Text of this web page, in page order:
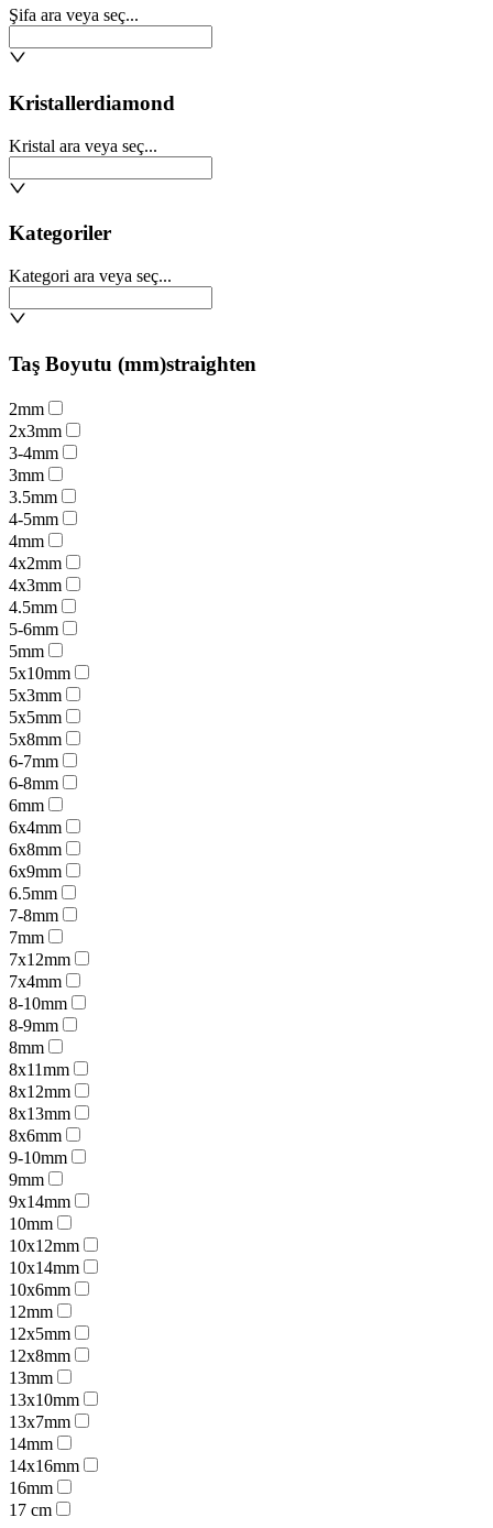
Şifa ara veya seç...
Kristallerdiamond
Kristal ara veya seç...
Kategoriler
Kategori ara veya seç...
Taş Boyutu (mm)straighten
2mm
2x3mm
3-4mm
3mm
3.5mm
4-5mm
4mm
4x2mm
4x3mm
4.5mm
5-6mm
5mm
5x10mm
5x3mm
5x5mm
5x8mm
6-7mm
6-8mm
6mm
6x4mm
6x8mm
6x9mm
6.5mm
7-8mm
7mm
7x12mm
7x4mm
8-10mm
8-9mm
8mm
8x11mm
8x12mm
8x13mm
8x6mm
9-10mm
9mm
9x14mm
10mm
10x12mm
10x14mm
10x6mm
12mm
12x5mm
12x8mm
13mm
13x10mm
13x7mm
14mm
14x16mm
16mm
17 cm